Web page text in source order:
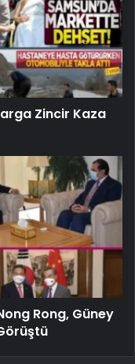
Zincir Kaza
Rong, Güney